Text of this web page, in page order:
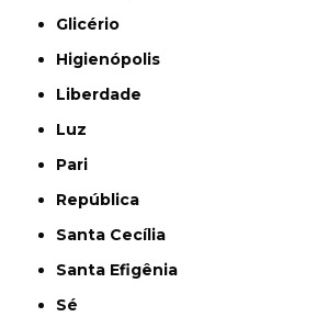
Glicério
Higienópolis
Liberdade
Luz
Pari
República
Santa Cecília
Santa Efigênia
Sé